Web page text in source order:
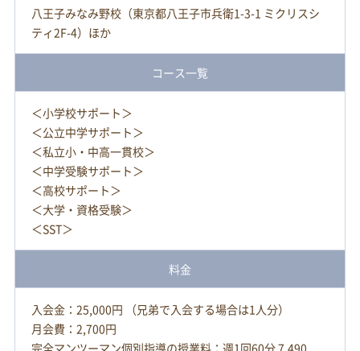
八王子みなみ野校（東京都八王子市兵衛1-3-1 ミクリスシ
ティ2F-4）ほか
コース一覧
＜小学校サポート＞
＜公立中学サポート＞
＜私立小・中高一貫校＞
＜中学受験サポート＞
＜高校サポート＞
＜大学・資格受験＞
＜SST＞
料金
入会金：25,000円 （兄弟で入会する場合は1人分）
月会費：2,700円